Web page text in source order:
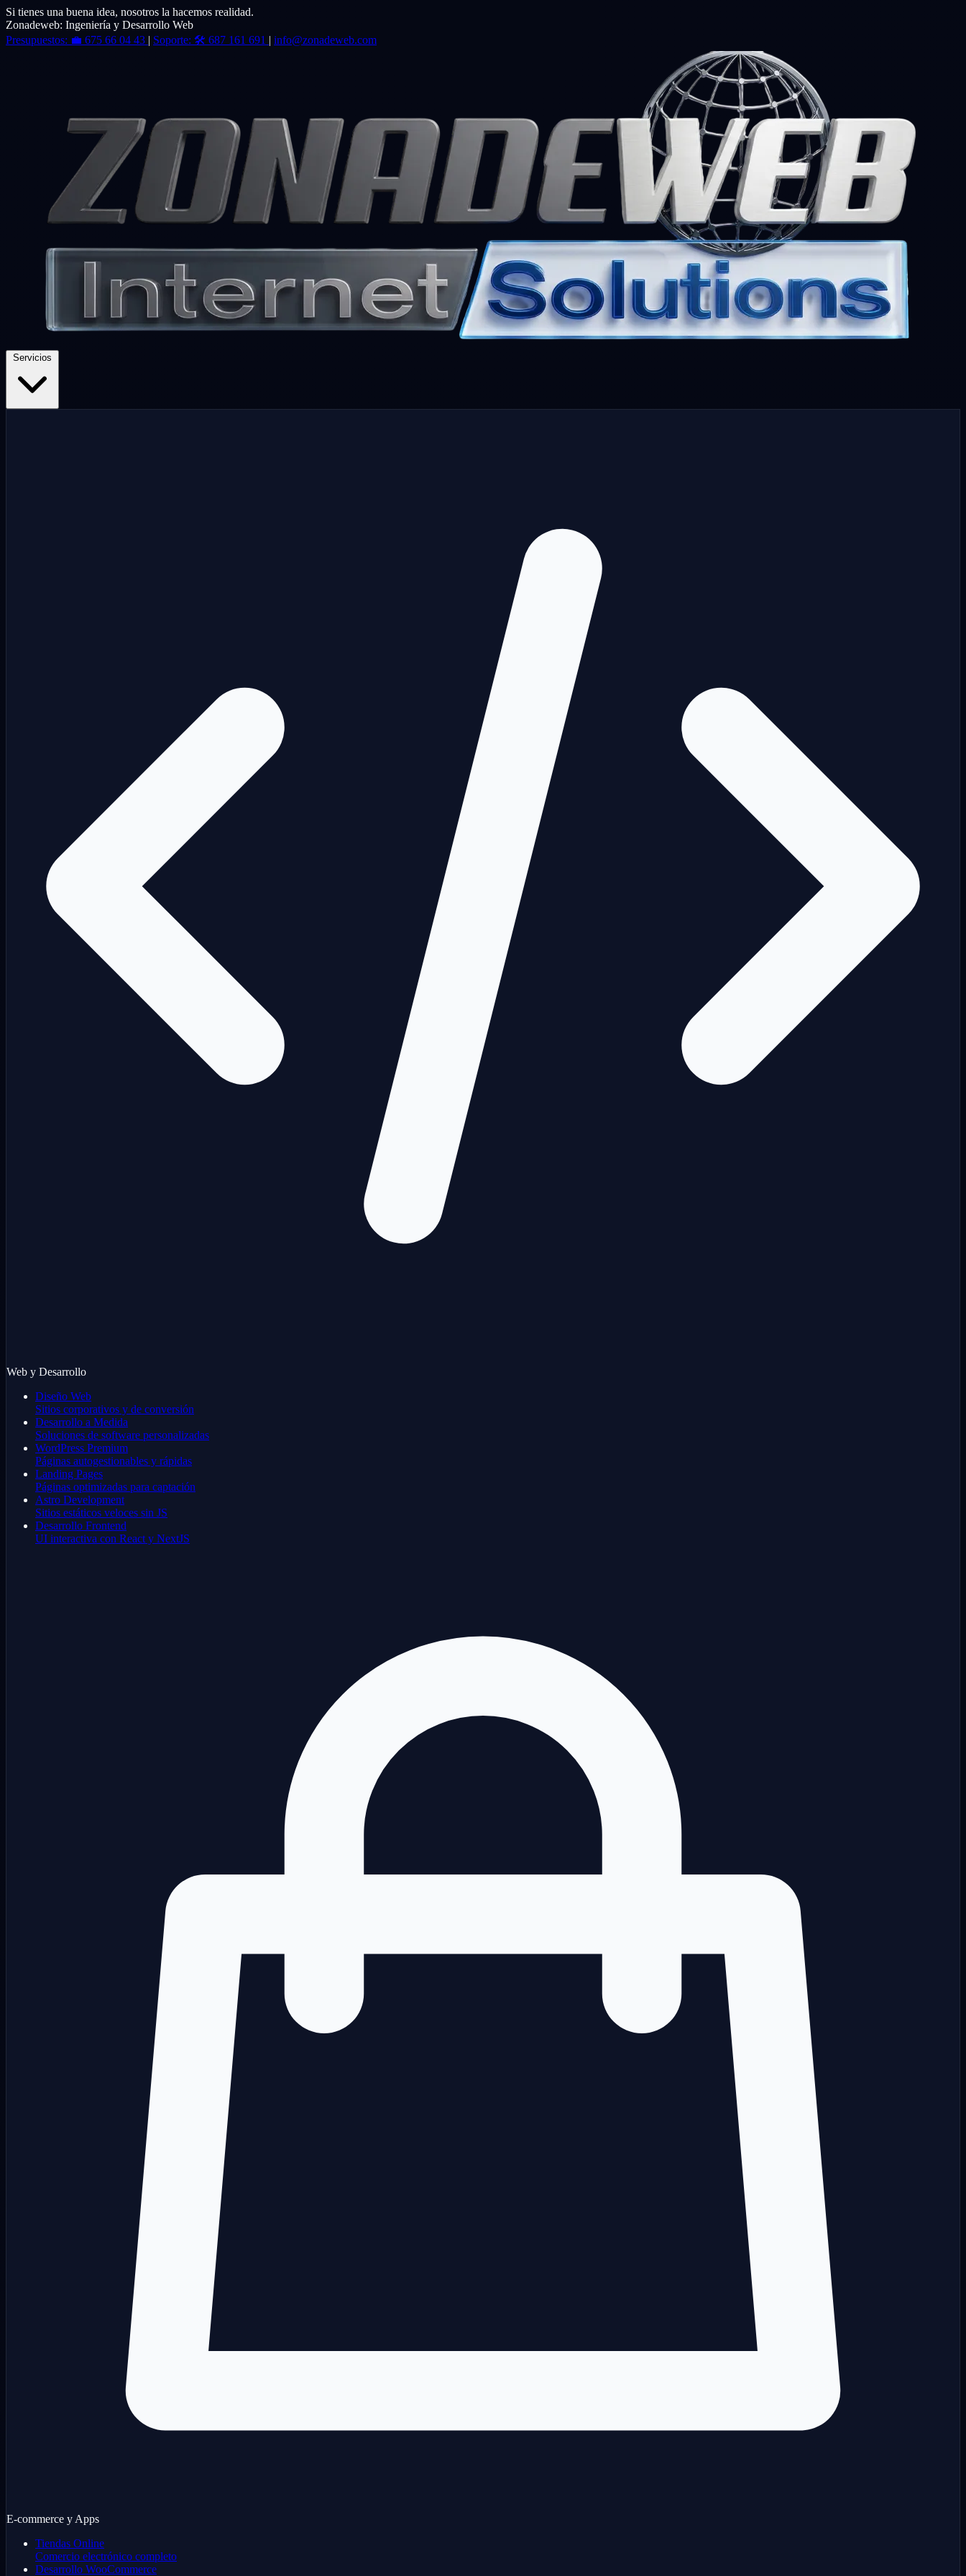
Si tienes una buena idea, nosotros la hacemos realidad.
Zonadeweb: Ingeniería y Desarrollo Web
Presupuestos: 💼 675 66 04 43 | Soporte: 🛠️ 687 161 691 | info@zonadeweb.com
Web y Desarrollo
Diseño Web
Sitios corporativos y de conversión
Desarrollo a Medida
Soluciones de software personalizadas
WordPress Premium
Páginas autogestionables y rápidas
Landing Pages
Páginas optimizadas para captación
Astro Development
Sitios estáticos veloces sin JS
Desarrollo Frontend
UI interactiva con React y NextJS
E-commerce y Apps
Tiendas Online
Comercio electrónico completo
Desarrollo WooCommerce